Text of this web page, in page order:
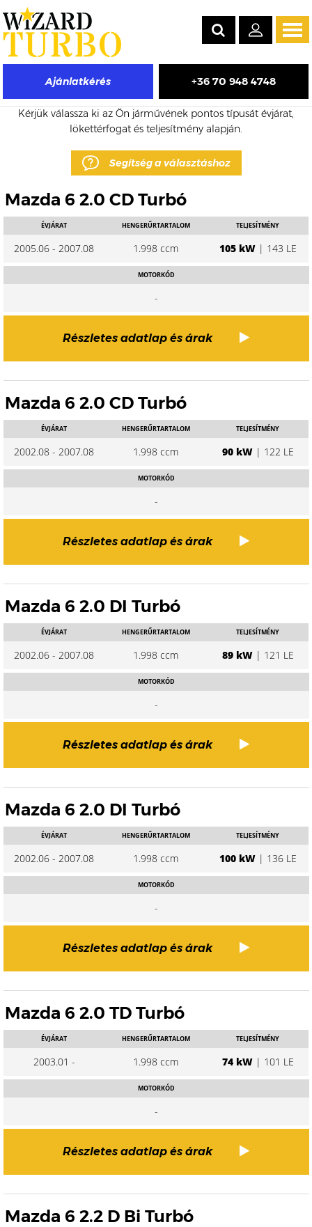
Ajánlatkérés +36 70 948 4748
Mazda 6 eladó turbó árak
Kérjük válassza ki az Ön járművének pontos típusát évjárat,
lökettérfogat és teljesítmény alapján.
Segítség a választáshoz
Mazda 6 2.0 CD Turbó
ÉVJÁRAT
2005.06 - 2007.08
HENGERŰRTARTALOM
1.998 ccm
TELJESÍTMÉNY
105 kW| 143 LE
MOTORKÓD
-
Részletes adatlap és árak
Mazda 6 2.0 CD Turbó
ÉVJÁRAT
2002.08 - 2007.08
HENGERŰRTARTALOM
1.998 ccm
TELJESÍTMÉNY
90 kW| 122 LE
MOTORKÓD
-
Részletes adatlap és árak
Mazda 6 2.0 DI Turbó
ÉVJÁRAT
2002.06 - 2007.08
HENGERŰRTARTALOM
1.998 ccm
TELJESÍTMÉNY
89 kW| 121 LE
MOTORKÓD
-
Részletes adatlap és árak
Mazda 6 2.0 DI Turbó
ÉVJÁRAT
2002.06 - 2007.08
HENGERŰRTARTALOM
1.998 ccm
TELJESÍTMÉNY
100 kW| 136 LE
MOTORKÓD
-
Részletes adatlap és árak
Mazda 6 2.0 TD Turbó
ÉVJÁRAT
2003.01 -
HENGERŰRTARTALOM
1.998 ccm
TELJESÍTMÉNY
74 kW| 101 LE
MOTORKÓD
-
Részletes adatlap és árak
Mazda 6 2.2 D Bi Turbó